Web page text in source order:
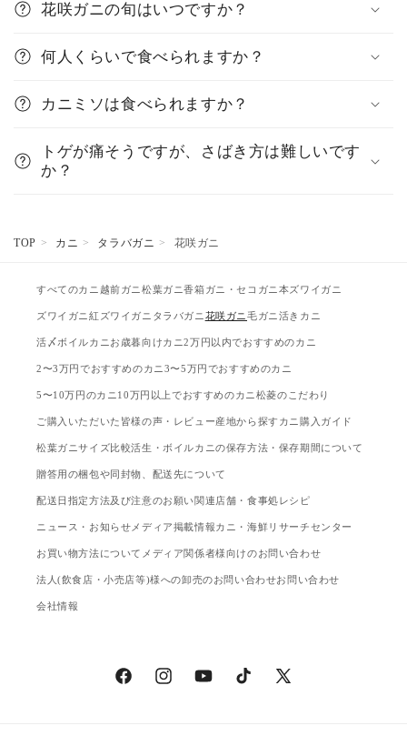
花咲ガニの旬はいつですか？
何人くらいで食べられますか？
カニミソは食べられますか？
トゲが痛そうですが、さばき方は難しいです
か？
TOP カニ タラバガニ 花咲ガニ
すべてのカニ 越前ガニ松葉ガニ香箱ガニ・セコガニ 本ズワイガニ
ズワイガニ 紅ズワイガニ タラバガニ 花咲ガニ毛ガニ 活きカニ
活〆ボイルカニ お歳暮向けカニ2万円以内でおすすめのカニ
2〜3万円でおすすめのカニ 3〜5万円でおすすめのカニ
5〜10万円のカニ 10万円以上でおすすめのカニ 松菱のこだわり
ご購入いただいた皆様の声・レビュー産地から探すカニ購入ガイド
松葉ガニサイズ比較活生・ボイルカニの保存方法・保存期間について
贈答用の梱包や同封物、配送先について
配送日指定方法及び注意のお願い関連店舗・食事処レシピ
ニュース・お知らせ メディア掲載情報カニ・海鮮リサーチセンター
お買い物方法について メディア関係者様向けのお問い合わせ
法人(飲食店・小売店等)様への卸売のお問い合わせお問い合わせ
会社情報
FacebookInstagramYouTubeTikTok
X